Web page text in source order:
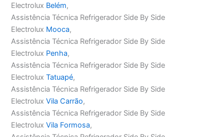
Electrolux Belém,
Assistência Técnica Refrigerador Side By Side
Electrolux Mooca,
Assistência Técnica Refrigerador Side By Side
Electrolux Penha,
Assistência Técnica Refrigerador Side By Side
ElectroluxTatuapé,
Assistência Técnica Refrigerador Side By Side
ElectroluxVila Carrão,
Assistência Técnica Refrigerador Side By Side
ElectroluxVila Formosa,